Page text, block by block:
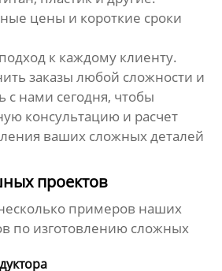
цены и короткие сроки
к каждому клиенту.
заказы любой сложности и
с нами сегодня, чтобы
консультацию и расчет
ваших сложных деталей
проектов
примеров наших
по изготовлению сложных